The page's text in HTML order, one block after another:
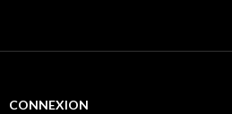
CONNEXION